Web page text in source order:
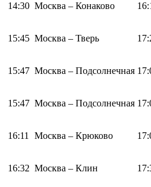
14:30 Москва – Конаково
15:45 Москва – Тверь
15:47 Москва – Подсолнечная
15:47 Москва – Подсолнечная
16:11 Москва – Крюково
16:32 Москва – Клин